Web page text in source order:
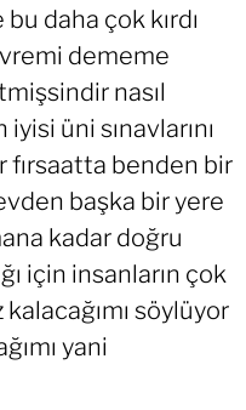
daha çok kırdı
dememe
nasıl
üni sınavlarını
fırsaatta benden bir
başka bir yere
kadar doğru
için insanların çok
söylüyor
yani